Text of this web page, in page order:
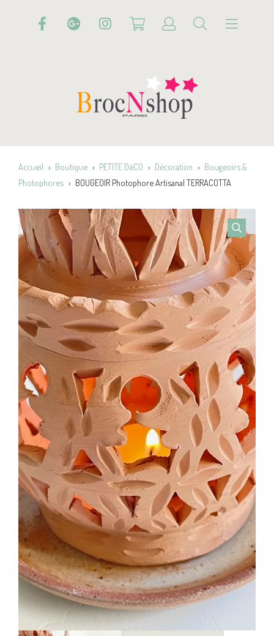
Accueil Boutique PETITE DéCO Décoration
Bougeoirs &
Photophores
BOUGEOIR Photophore Artisanal TERRACOTTA